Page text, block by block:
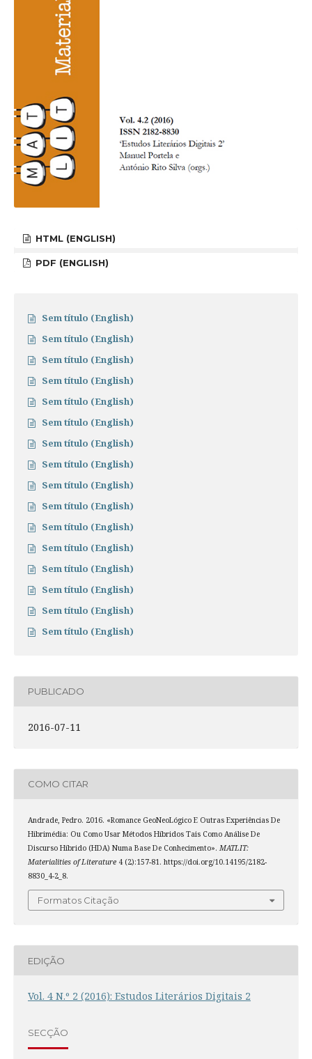
HTML (ENGLISH)
PDF (ENGLISH)
Sem título (English)
Sem título (English)
Sem título (English)
Sem título (English)
Sem título (English)
Sem título (English)
Sem título (English)
Sem título (English)
Sem título (English)
Sem título (English)
Sem título (English)
Sem título (English)
Sem título (English)
Sem título (English)
Sem título (English)
Sem título (English)
PUBLICADO
2016-07-11
COMO CITAR
Andrade, Pedro. 2016. «Romance GeoNeoLógico E Outras Experiências De
Hibrimédia: Ou Como Usar Métodos Híbridos Tais Como Análise De
Discurso Híbrido (HDA) Numa Base De Conhecimento». MATLIT:
Materialities of Literature4 (2):157-81. https://doi.org/10.14195/2182-
8830_4-2_8.
Formatos Citação
EDIÇÃO
Vol. 4 N.º 2 (2016): Estudos Literários Digitais 2
SECÇÃO